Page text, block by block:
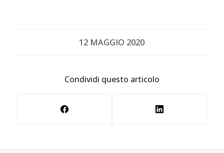
12 MAGGIO 2020
Condividi questo articolo